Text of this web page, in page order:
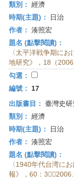
類別： 經濟
時期(主題)：
日治
作者： 湊照宏
題名 (點擊閱讀)：
〈太平洋戦争期に
地研究》，18（
勾選：
編號：
17
出版書目： 臺灣史
類別： 經濟
時期(主題)：
日治
作者： 湊照宏
題名 (點擊閱讀)：
〈1940年代台湾に
報》，60：3（